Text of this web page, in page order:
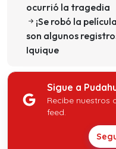
ocurrió la tragedia
¡Se robó la
son algunos
Iquique
Sigue a
Recibe nuestros
feed.